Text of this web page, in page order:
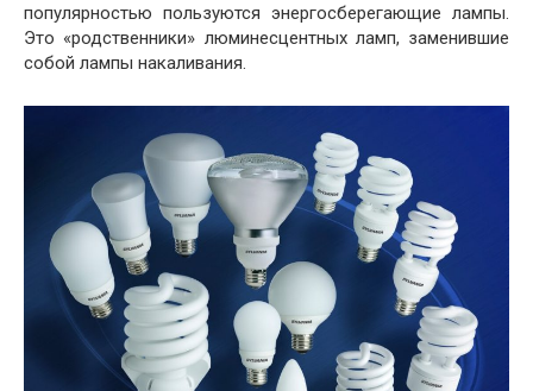
популярностью пользуются энергосберегающие лампы.
Это «родственники» люминесцентных ламп, заменившие
собой лампы накаливания.